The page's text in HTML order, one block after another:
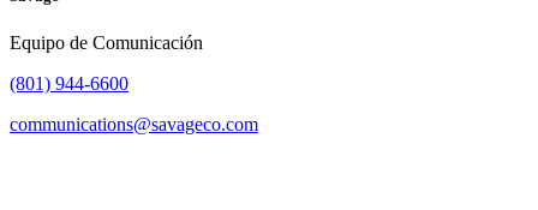
Equipo de Comunicación
(801) 944-6600
communications@savageco.com